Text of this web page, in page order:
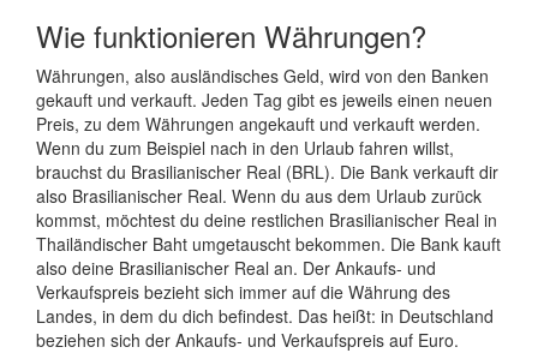
Wie funktionieren Währungen?
Währungen, also ausländisches Geld, wird von den Banken
gekauft und verkauft. Jeden Tag gibt es jeweils einen neuen
Preis, zu dem Währungen angekauft und verkauft werden.
Wenn du zum Beispiel nach in den Urlaub fahren willst,
brauchst du Brasilianischer Real (BRL). Die Bank verkauft dir
also Brasilianischer Real. Wenn du aus dem Urlaub zurück
kommst, möchtest du deine restlichen Brasilianischer Real in
Thailändischer Baht umgetauscht bekommen. Die Bank kauft
also deine Brasilianischer Real an. Der Ankaufs- und
Verkaufspreis bezieht sich immer auf die Währung des
Landes, in dem du dich befindest. Das heißt: in Deutschland
beziehen sich der Ankaufs- und Verkaufspreis auf Euro.